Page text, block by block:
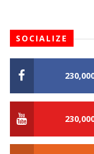
SOCIALIZE